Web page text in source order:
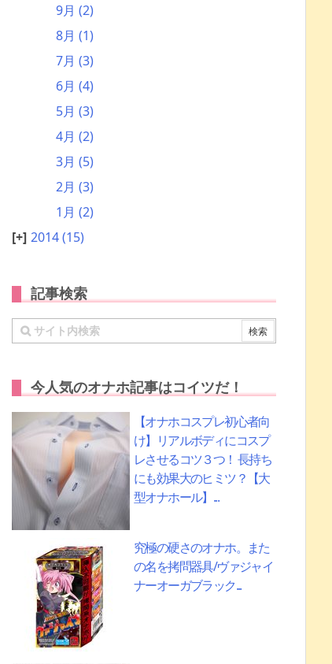
9月 (2)
8月 (1)
7月 (3)
6月 (4)
5月 (3)
4月 (2)
3月 (5)
2月 (3)
1月 (2)
2014(15)
記事検索
今人気のオナホ記事はコイツだ！
【オナホコスプレ初心者向
け】リアルボディにコスプ
レさせるコツ３つ！ 長持ち
にも効果大のヒミツ？【大
型オナホール】...
究極の硬さのオナホ。また
の名を拷問器具/ヴァジャイ
ナーオーガブラック...